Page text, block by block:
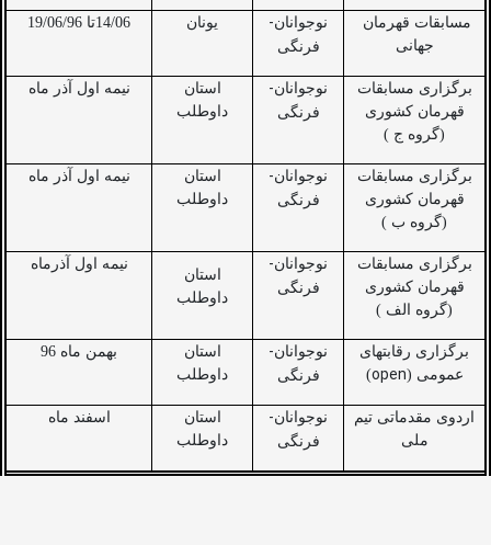
مسابقات قهرمان
جهانی
نوجوانان-
فرنگی
یونان 14/06تا 19/06/96
برگزاری مسابقات
قهرمان کشوری
(گروه ج )
نوجوانان-
فرنگی
استان
داوطلب
نیمه اول آذر ماه
برگزاری مسابقات
قهرمان کشوری
(گروه ب )
نوجوانان-
فرنگی
استان
داوطلب
نیمه اول آذر ماه
برگزاری مسابقات
قهرمان کشوری
(گروه الف )
نوجوانان-
فرنگی
استان
داوطلب
نیمه اول آذرماه
برگزاری رقابتهای
عمومی (open
)
نوجوانان-
فرنگی
استان
داوطلب
بهمن ماه 96
اردوی مقدماتی تیم
ملی
نوجوانان-
فرنگی
استان
داوطلب
اسفند ماه